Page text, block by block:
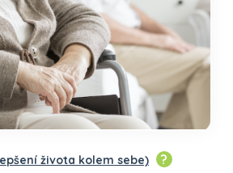
života kolem sebe) ?